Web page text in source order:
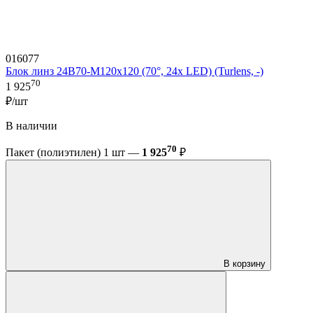
016077
Блок линз 24B70-M120х120 (70°, 24x LED) (Turlens, -)
1 92570
₽/шт
В наличии
Пакет (полиэтилен) 1 шт — 1 92570 ₽
В корзину